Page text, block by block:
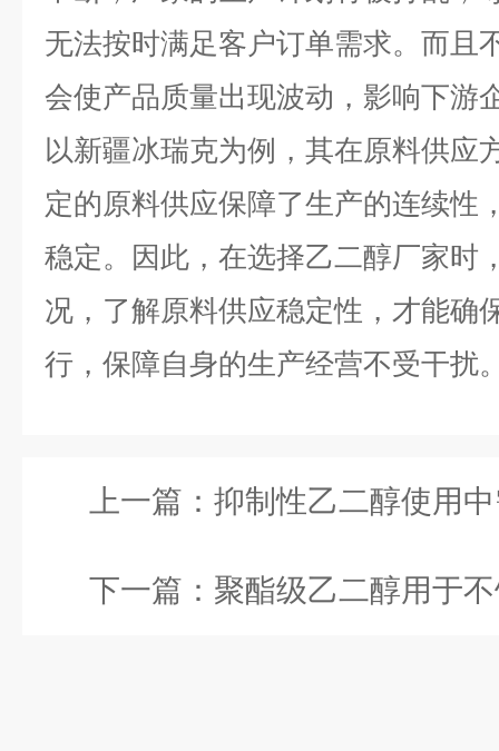
无法按时满足客户订单需求。而且
会使产品质量出现波动，影响下游
以新疆冰瑞克为例，其在原料供应
定的原料供应保障了生产的连续性
稳定。因此，在选择乙二醇厂家时
况，了解原料供应稳定性，才能确
行，保障自身的生产经营不受干扰
上一篇： 抑制性乙二醇使用中需要定
下一篇： 聚酯级乙二醇用于不饱